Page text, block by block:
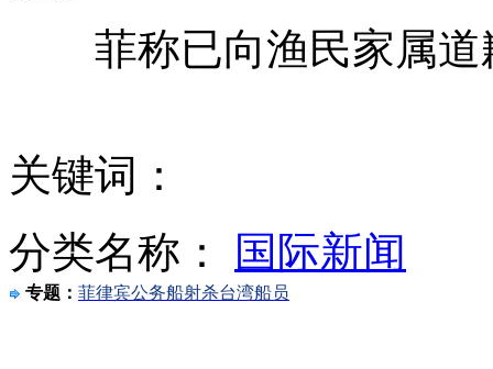
广东儿童哮喘15年增一倍 六七成由空调螨虫诱发
菲称已向渔民家属道
关键词：
分类名称：
国际新闻
专题： 菲律宾公务船射杀台湾船员